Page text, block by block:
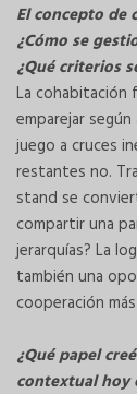
El concepto de
¿Cómo se
¿Qué criterios
La cohabitación
emparejar
juego a cruces
restantes no.
stand se
compartir una
jerarquías? La
también una
cooperación
¿Qué papel
contextual hoy